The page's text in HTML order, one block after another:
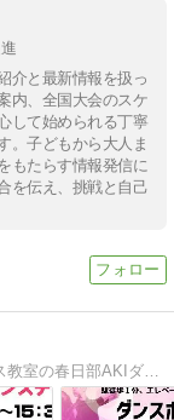
介と最新情報を扱っ
内、全国大会のスケ
して始められる丁寧
。子どもから大人ま
もたらす情報発信に
を伝え、挑戦と自己
埼玉県の春日部市と越谷市にある社交ダンス教室の春日部AKIダンスアカデミーのブログです。パーティーのお知らせや試合結果などはこちらをチェック!!